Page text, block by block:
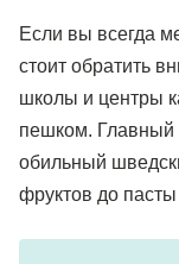
Если вы всегда
стоит обратить
школы и центры
пешком. Главный
обильный
фруктов до